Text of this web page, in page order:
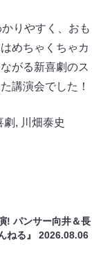
りやすく、おも
めちゃくちゃカ
がる新喜劇のス
講演会でした！
劇 , 川畑泰史
! パンサー向井＆長
ねる』2026.08.06